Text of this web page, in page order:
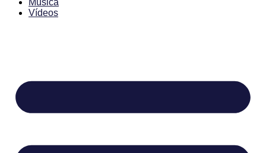
Música
Vídeos